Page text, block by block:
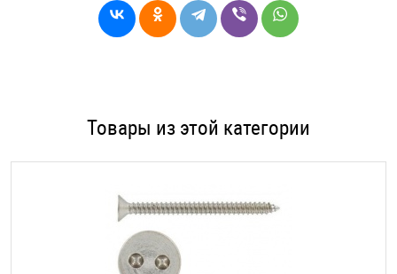
Товары из этой категории